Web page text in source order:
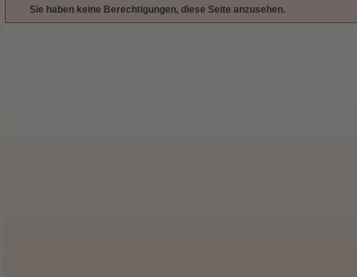
Sie haben keine Berechtigungen, diese Seite anzusehen.